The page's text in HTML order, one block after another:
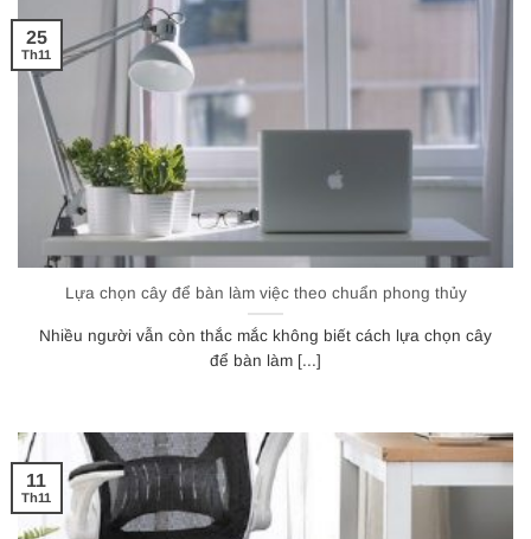
Lựa chọn cây để bàn làm việc theo chuẩn phong thủy
Nhiều người vẫn còn thắc mắc không biết cách lựa chọn cây
để bàn làm [...]
25
Th11
11
Th11